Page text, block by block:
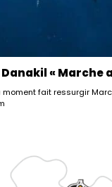
« Marche
fait ressurgir